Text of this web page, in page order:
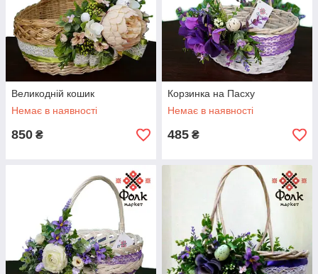
Великодній кошик
Немає в наявності
850 ₴
Корзинка на Пасху
Немає в наявності
485 ₴